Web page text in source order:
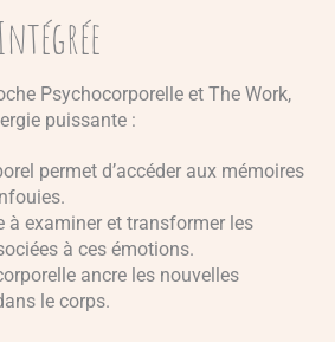
Psychocorporelle et The Work,
puissante :
permet d’accéder aux mémoires
à examiner et transformer les
à ces émotions.
ancre les nouvelles
le corps.